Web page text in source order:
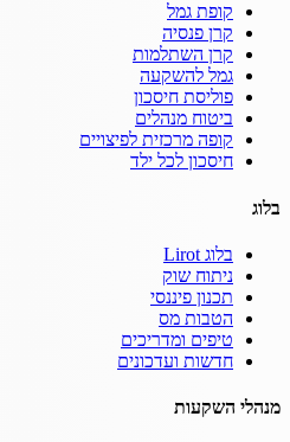
קופת גמל
קרן פנסיה
קרן השתלמות
גמל להשקעה
פוליסת חיסכון
ביטוח מנהלים
קופה מרכזית לפיצויים
חיסכון לכל ילד
בלוג
בלוג Lirot
ניתוח שוק
תכנון פיננסי
הטבות מס
טיפים ומדריכים
חדשות ועדכונים
מנהלי השקעות